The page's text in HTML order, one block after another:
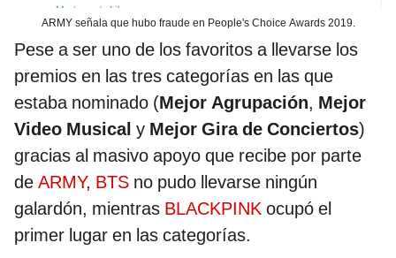
ARMY señala que hubo fraude en People's Choice Awards 2019.
Pese a ser uno de los favoritos a llevarse los
premios en las tres categorías en las que
estaba nominado (Mejor Agrupación, Mejor
Video Musical y Mejor Gira de Conciertos)
gracias al masivo apoyo que recibe por parte
de ARMY, BTS no pudo llevarse ningún
galardón, mientras BLACKPINK ocupó el
primer lugar en las categorías.